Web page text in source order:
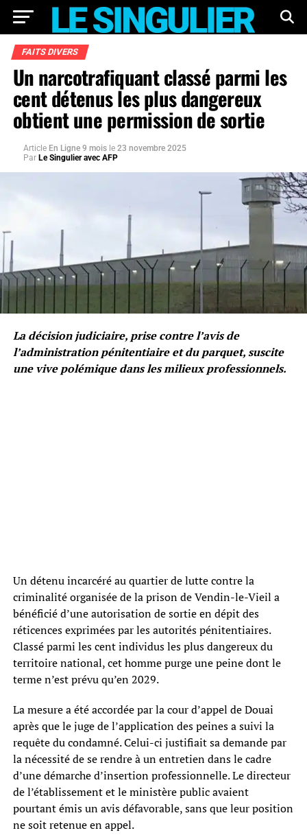
FAITS DIVERS
Un narcotrafiquant classé parmi les
cent détenus les plus dangereux
obtient une permission de sortie
Article En Ligne 9 mois le 23 novembre 2025
Par Le Singulier avec AFP
La décision judiciaire, prise contre l’avis de
l’administration pénitentiaire et du parquet, suscite
une vive polémique dans les milieux professionnels.
Un détenu incarcéré au quartier de lutte contre la
criminalité organisée de la prison de Vendin-le-Vieil a
bénéficié d’une autorisation de sortie en dépit des
réticences exprimées par les autorités pénitentiaires.
Classé parmi les cent individus les plus dangereux du
territoire national, cet homme purge une peine dont le
terme n’est prévu qu’en 2029.
La mesure a été accordée par la cour d’appel de Douai
après que le juge de l’application des peines a suivi la
requête du condamné. Celui-ci justifiait sa demande par
la nécessité de se rendre à un entretien dans le cadre
d’une démarche d’insertion professionnelle. Le directeur
de l’établissement et le ministère public avaient
pourtant émis un avis défavorable, sans que leur position
ne soit retenue en appel.